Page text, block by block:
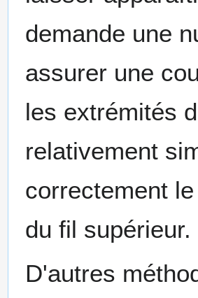
demande une
assurer une
les extrémités
relativement
correctement
du fil supérieur.
D'autres